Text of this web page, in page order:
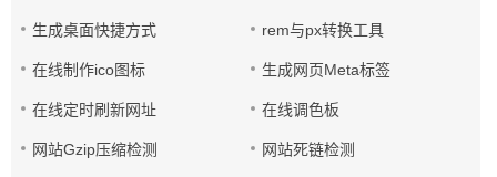
生成桌面快捷方式 rem与px转换工具
在线制作ico图标 生成网页Meta标签
在线定时刷新网址 在线调色板
网站Gzip压缩检测 网站死链检测